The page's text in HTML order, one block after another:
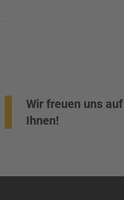
Wir freuen uns
Ihnen!